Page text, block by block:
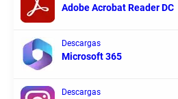
Adobe Acrobat Reader DC
Descargas
Microsoft 365
Descargas